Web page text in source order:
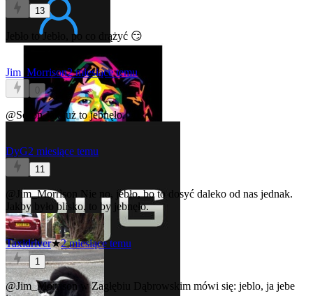
13
Jebło to Jebło, po co drążyć 😏
Jim_Morrison2 miesiące temu
0
@SofonJak już to jebnęło.
DyG2 miesiące temu
11
@Jim_Morrison Nie no, jebło, bo to dosyć daleko od nas jednak.
Jakby było blisko, to by jebnęło.
Taxidriver★2 miesiące temu
1
@Jim_Morrison
w Zagłębiu Dąbrowskim mówi się: jeblo, ja jebe